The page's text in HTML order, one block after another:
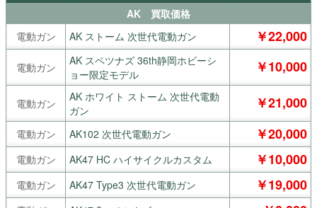
AK 買取価格
電動ガン
AK ストーム 次世代電動ガン ￥22,000
電動ガン
AK スペツナズ 36th静岡ホビーシ
ョー限定モデル
￥10,000
電動ガン
AK ホワイト ストーム 次世代電動
ガン
￥21,000
電動ガン AK102 次世代電動ガン ￥20,000
電動ガン AK47 HC ハイサイクルカスタム ￥10,000
電動ガン AK47 Type3 次世代電動ガン ￥19,000